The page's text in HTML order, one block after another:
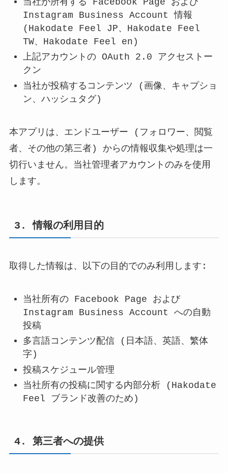
Instagram Business Account 情報
(Hakodate Feel JP、Hakodate Feel
TW、Hakodate Feel en)
上記アカウントの OAuth 2.0 アクセストー
クン
当社が投稿するコンテンツ (画像、キャプショ
ン、ハッシュタグ)
本アプリは、エンドユーザー (フォロワー、閲覧
者、その他の第三者) からの情報収集や処理は一
切行いません。当社管理者アカウントのみを使用
します。
3. 情報の利用目的
取得した情報は、以下の目的でのみ利用します:
当社所有の Facebook Page および
Instagram Business Account への自動
投稿
多言語コンテンツ配信 (日本語、英語、繁体
字)
投稿スケジュール管理
当社所有の投稿に関する内部分析 (Hakodate
Feel ブランド改善のため)
4. 第三者への提供